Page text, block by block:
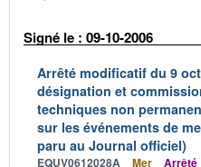
Signé le : 09-10-2006
Arrêté modificatif du 9
désignation et
techniques non
sur les événements de
paru au Journal officiel)
EQUV0612028A Mer Arrêté